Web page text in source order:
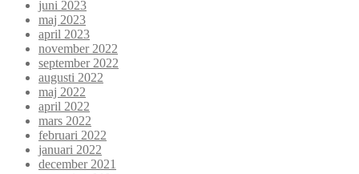
juni 2023
maj 2023
april 2023
november 2022
september 2022
augusti 2022
maj 2022
april 2022
mars 2022
februari 2022
januari 2022
december 2021